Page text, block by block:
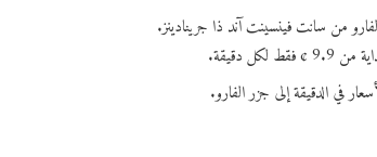
دقيقة.
في الدقيقة إلى جزر الفارو.